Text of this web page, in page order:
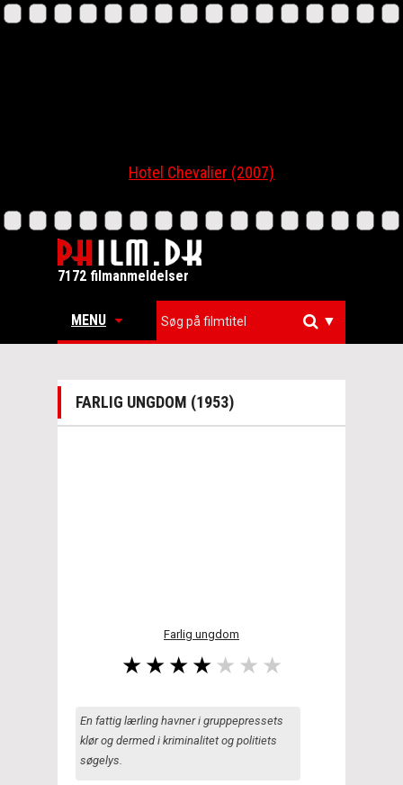
Hotel Chevalier (2007)
7172 filmanmeldelser
MENU ▼
FARLIG UNGDOM (1953)
Farlig ungdom
En fattig lærling havner i gruppepressets
klør og dermed i kriminalitet og politiets
søgelys.